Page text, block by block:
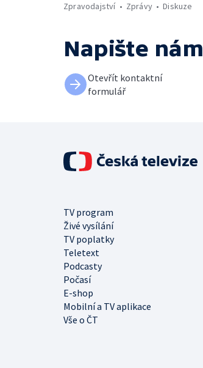
Zpravodajství
Zprávy Diskuze
Napište nám
Otevřít kontaktní
formulář
TV program
Živé vysílání
TV poplatky
Teletext
Podcasty
Počasí
E-shop
Mobilní a TV aplikace
Vše o ČT